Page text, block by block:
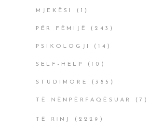
MJEKËSI (1)
PËR FËMIJË (243)
PSIKOLOGJI (14)
SELF-HELP (10)
STUDIMORË (385)
TË NËNPËRFAQËSUAR (7)
TË RINJ (2229)